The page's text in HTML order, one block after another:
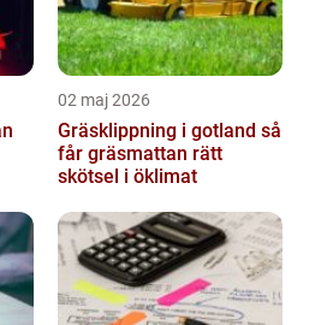
02 maj 2026
Gräsklippning i gotland så
får gräsmattan rätt
skötsel i öklimat